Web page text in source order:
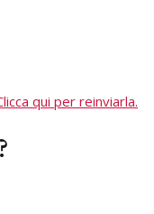
qui per reinviarla.